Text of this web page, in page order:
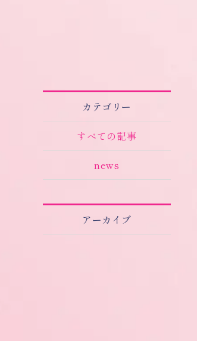
カテゴリー
すべての記事
news
アーカイブ